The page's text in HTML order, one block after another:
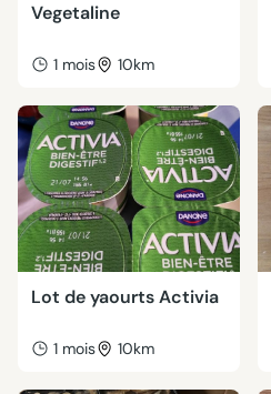
Vegetaline
1 mois 10km
Lot de yaourts Activia
1 mois 10km